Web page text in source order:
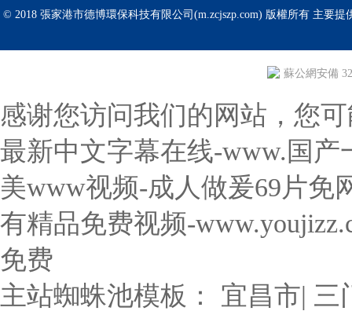
© 2018 張家港市德博環保科技有限公司(m.zcjszp.com) 版權所有 主要提
蘇公網安備
感谢您访问我们的网站，您
最新中文字幕在线-www.国产
美www视频-成人做爰69片免
有精品免费视频-
免费
主站蜘蛛池模板： 宜昌市| 三